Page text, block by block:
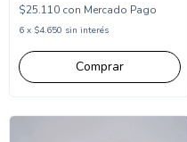
$25.110 con Mercado Pago
6 x $4.650 sin interés
Comprar